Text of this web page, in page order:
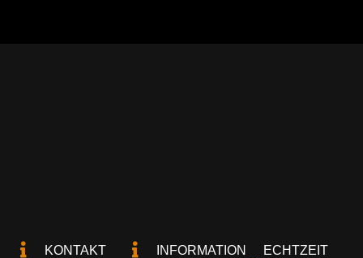
KONTAKT INFORMATION ECHTZEIT